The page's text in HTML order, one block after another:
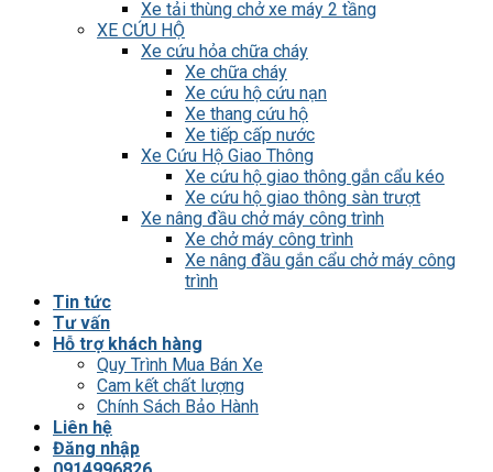
Xe tải thùng chở xe máy 2 tầng
XE CỨU HỘ
Xe cứu hỏa chữa cháy
Xe chữa cháy
Xe cứu hộ cứu nạn
Xe thang cứu hộ
Xe tiếp cấp nước
Xe Cứu Hộ Giao Thông
Xe cứu hộ giao thông gắn cẩu kéo
Xe cứu hộ giao thông sàn trượt
Xe nâng đầu chở máy công trình
Xe chở máy công trình
Xe nâng đầu gắn cẩu chở máy công
trình
Tin tức
Tư vấn
Hỗ trợ khách hàng
Quy Trình Mua Bán Xe
Cam kết chất lượng
Chính Sách Bảo Hành
Liên hệ
Đăng nhập